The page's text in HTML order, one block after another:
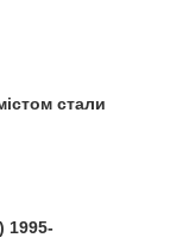
стали
1995-